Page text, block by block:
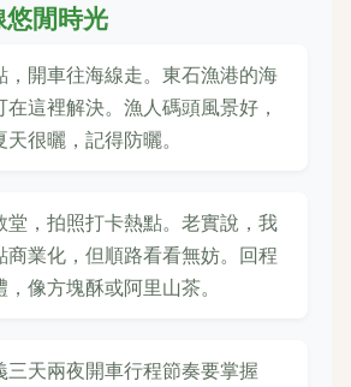
閒時光
，開車往海線走。東石漁港的海
這裡解決。漁人碼頭風景好，
很曬，記得防曬。
堂，拍照打卡熱點。老實說，我
商業化，但順路看看無妨。回程
像方塊酥或阿里山茶。
三天兩夜開車行程節奏要掌握